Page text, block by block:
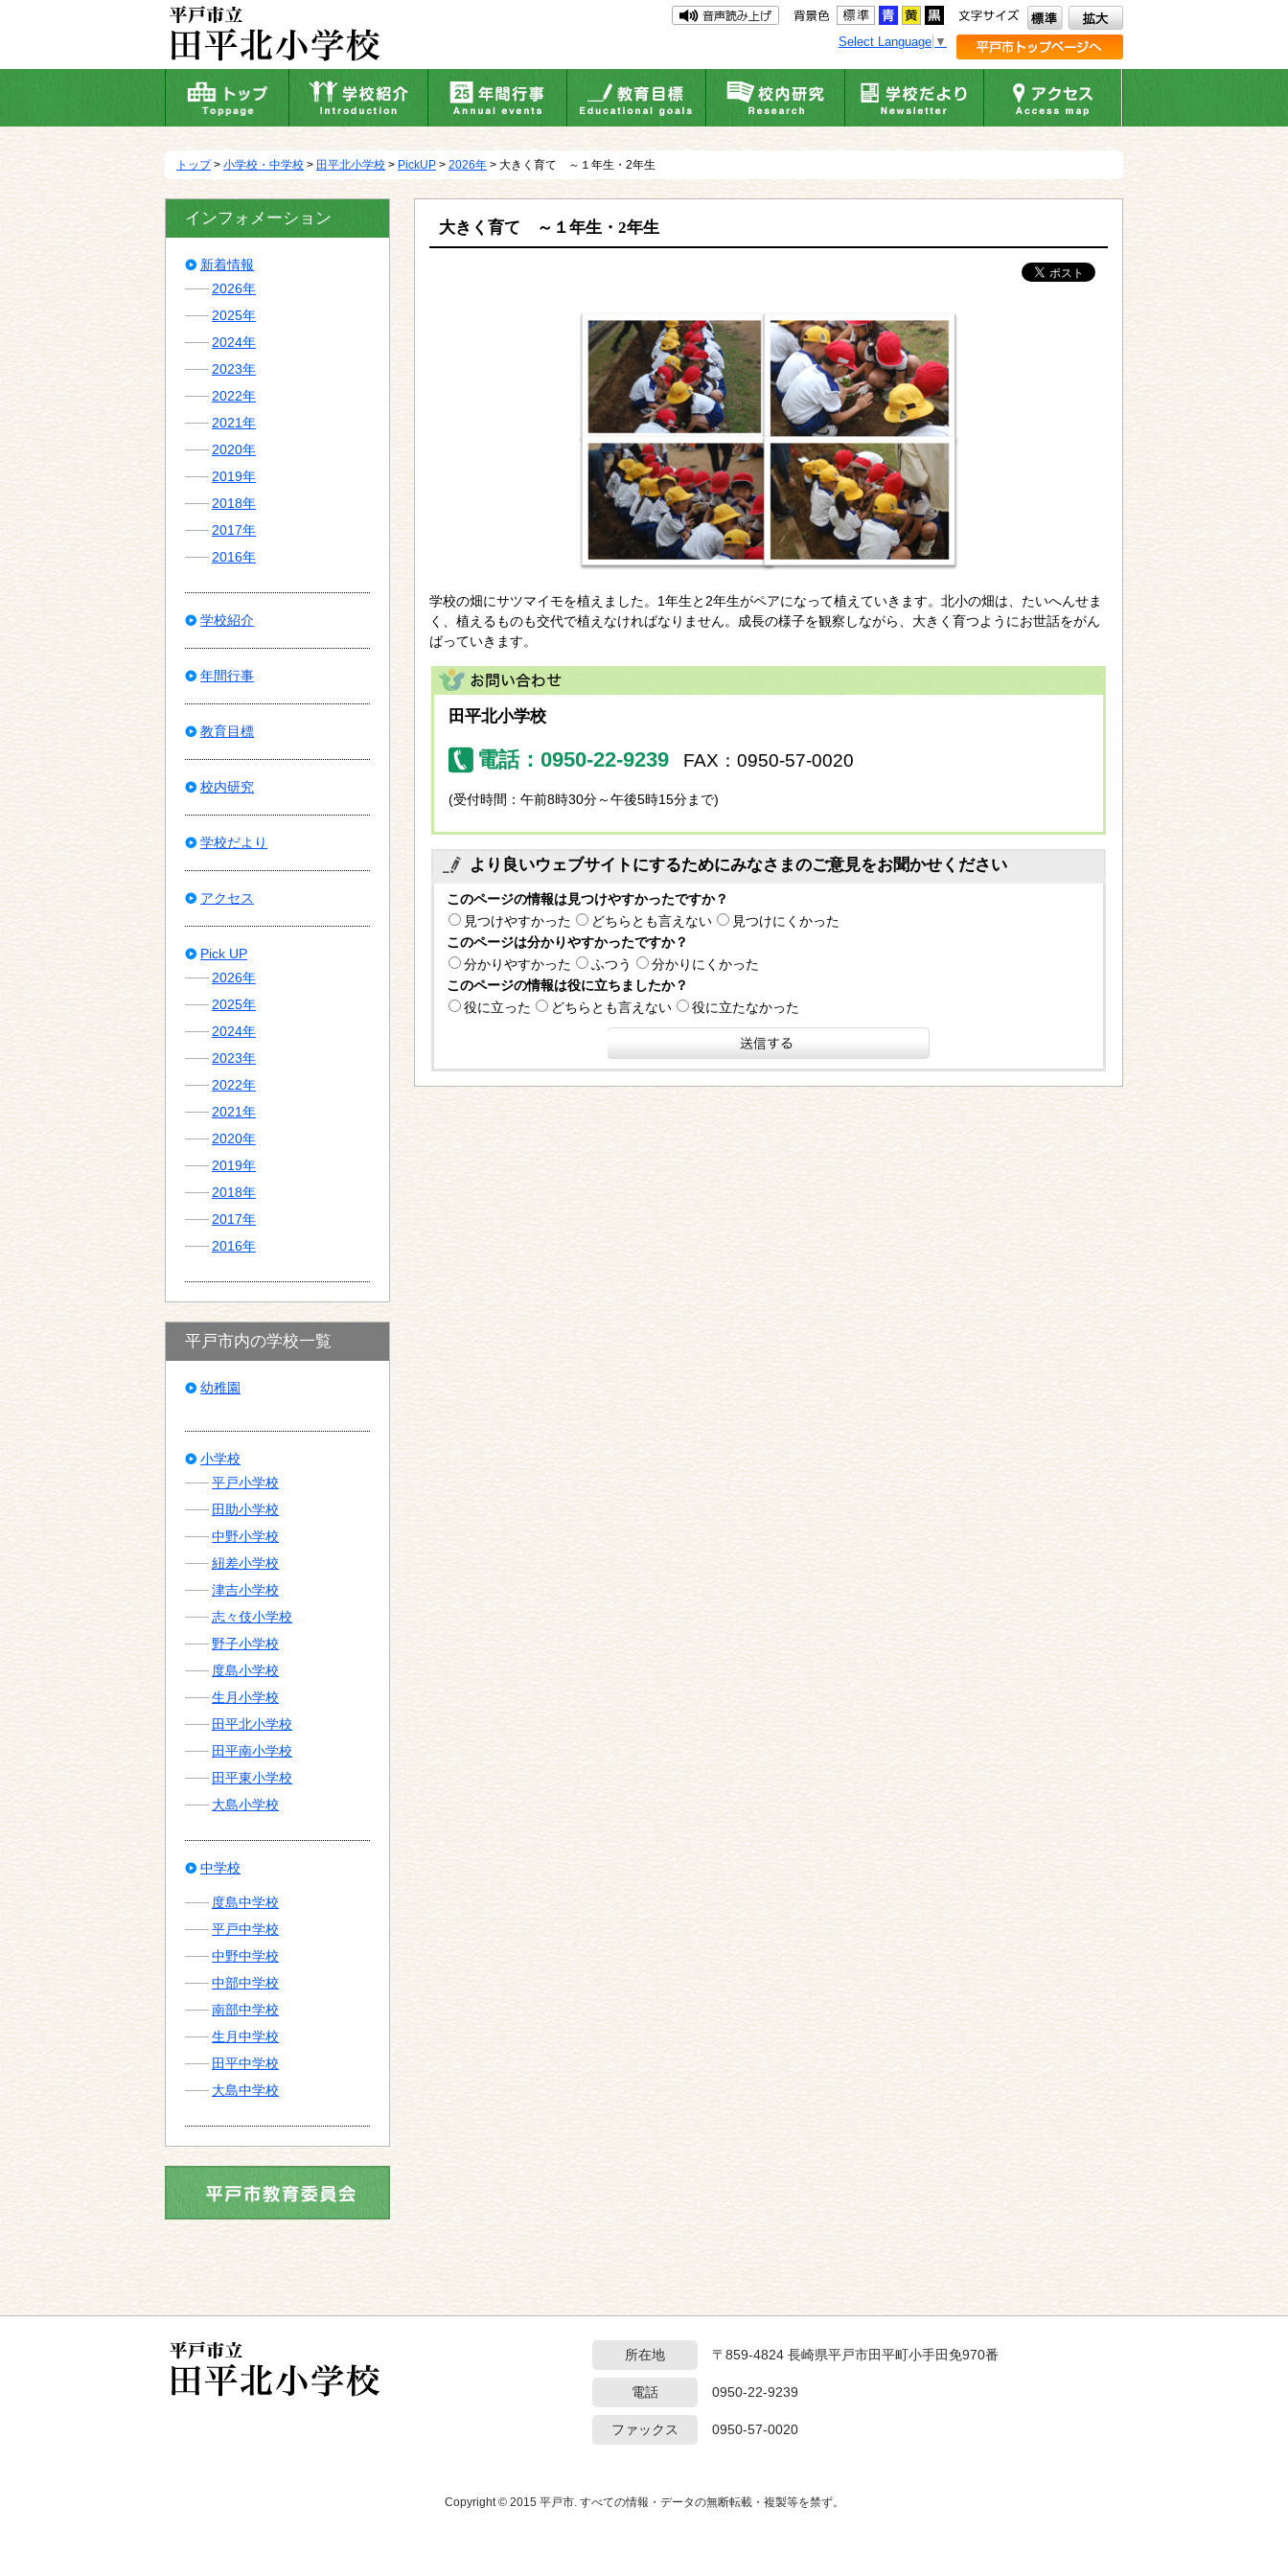
動
Select Language ▼
トップ> 小学校・中学校 > 田平北小学校 > PickUP > 2026年 > 大きく育て ～１年生・2年生
大きく育て ～１年生・2年生
学校の畑にサツマイモを植えました。1年生と2年生がペアになって植えていきます。北小の畑は、たいへんせま
く、植えるものも交代で植えなければなりません。成長の様子を観察しながら、大きく育つようにお世話をがん
ばっていきます。
田平北小学校
電話：0950-22-9239 FAX：0950-57-0020
(受付時間：午前8時30分～午後5時15分まで)
より良いウェブサイトにするためにみなさまのご意見をお聞かせください
このページの情報は見つけやすかったですか？
見つけやすかった
どちらとも言えない
見つけにくかった
このページは分かりやすかったですか？
分かりやすかった
ふつう
分かりにくかった
このページの情報は役に立ちましたか？
役に立った
どちらとも言えない 役に立たなかった
インフォメーション
新着情報
2026年
2025年
2024年
2023年
2022年
2021年
2020年
2019年
2018年
2017年
2016年
学校紹介
年間行事
教育目標
校内研究
学校だより
アクセス
Pick UP
2026年
2025年
2024年
2023年
2022年
2021年
2020年
2019年
2018年
2017年
2016年
平戸市内の学校一覧
幼稚園
小学校
平戸小学校
田助小学校
中野小学校
紐差小学校
津吉小学校
志々伎小学校
野子小学校
度島小学校
生月小学校
田平北小学校
田平南小学校
田平東小学校
大島小学校
中学校
度島中学校
平戸中学校
中野中学校
中部中学校
南部中学校
生月中学校
田平中学校
大島中学校
所在地 〒859-4824 長崎県平戸市田平町小手田免970番
電話 0950-22-9239
ファックス 0950-57-0020
Copyright © 2015 平戸市. すべての情報・データの無断転載・複製等を禁ず。